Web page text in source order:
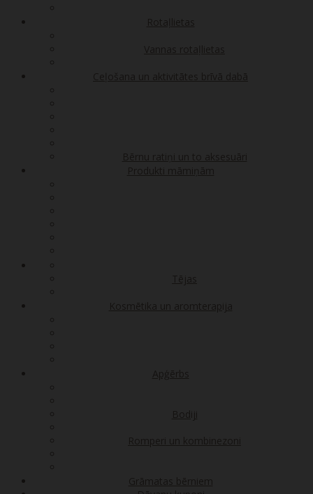
Rotaļlietas
Vannas rotaļlietas
Ceļošana un aktivitātes brīvā dabā
Bērnu ratiņi un to aksesuāri
Produkti māmiņām
Tējas
Kosmētika un aromterapija
Apģērbs
Bodiji
Romperi un kombinezoni
Grāmatas bērniem